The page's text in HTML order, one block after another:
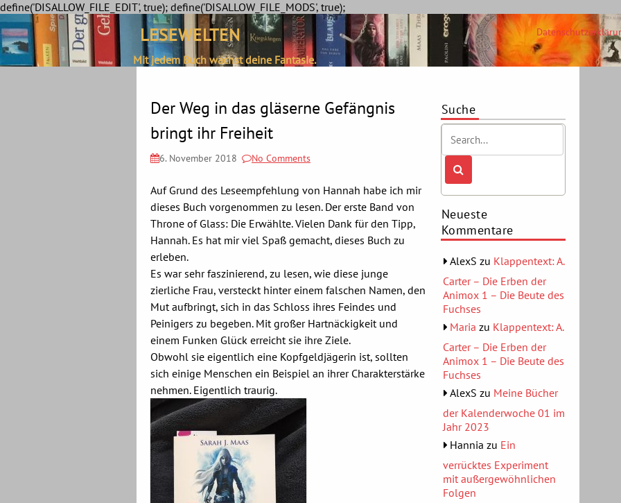
define('DISALLOW_FILE_EDIT', true); define('DISALLOW_FILE_MODS', true);Skip
to
content
LESEWELTEN
Mit jedem Buch wächst deine Fantasie.
Der Weg in das gläserne Gefängnis
bringt ihr Freiheit
6. November 2018 No Comments
Auf Grund des Leseempfehlung von Hannah habe ich mir
dieses Buch vorgenommen zu lesen. Der erste Band von
Throne of Glass: Die Erwählte. Vielen Dank für den Tipp,
Hannah. Es hat mir viel Spaß gemacht, dieses Buch zu
erleben.
Es war sehr faszinierend, zu lesen, wie diese junge
zierliche Frau, versteckt hinter einem falschen Namen, den
Mut aufbringt, sich in das Schloss ihres Feindes und
Peinigers zu begeben. Mit großer Hartnäckigkeit und
einem Funken Glück erreicht sie ihre Ziele.
Obwohl sie eigentlich eine Kopfgeldjägerin ist, sollten
sich einige Menschen ein Beispiel an ihrer Charakterstärke
nehmen. Eigentlich traurig.
Suche
Neueste
Kommentare
AlexS zu Klappentext: A.
Carter – Die Erben der
Animox 1 – Die Beute des
Fuchses
Maria zu Klappentext: A.
Carter – Die Erben der
Animox 1 – Die Beute des
Fuchses
AlexS zu Meine Bücher
der Kalenderwoche 01 im
Jahr 2023
Hannia zu Ein
verrücktes Experiment
mit außergewöhnlichen
Folgen